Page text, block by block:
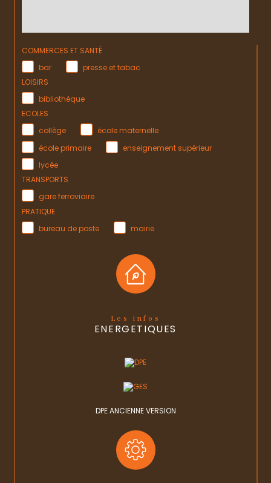
Les infos
ENERGETIQUES
DPE ANCIENNE VERSION
COMMERCES ET SANTÉ
bar
presse et tabac
LOISIRS
bibliothèque
ECOLES
collège
école maternelle
école primaire
enseignement supérieur
lycée
TRANSPORTS
gare ferroviaire
PRATIQUE
bureau de poste
mairie